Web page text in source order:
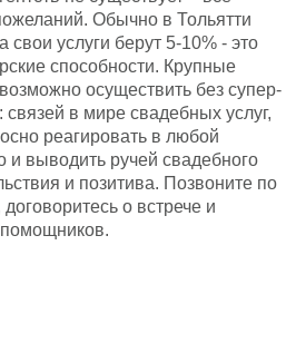
Обычно в Тольятти
свои услуги берут 5-10% - это
способности. Крупные
осуществить без супер-
связей в мире свадебных услуг,
реагировать в любой
и выводить ручей свадебного
и позитива. Позвоните по
о встрече и